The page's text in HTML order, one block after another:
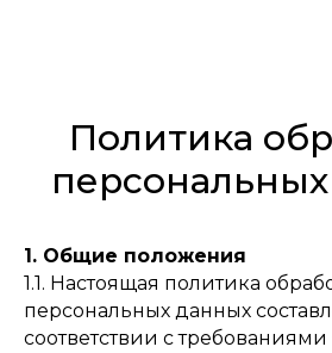
Политика
1. Общие положения
1.1. Настоящая политика
персональных данных
соответствии с